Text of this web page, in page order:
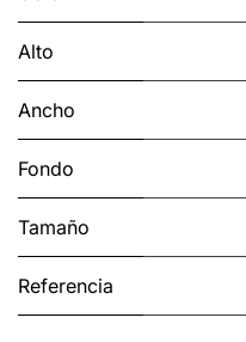
Alto
Ancho
Fondo
Tamaño
Referencia